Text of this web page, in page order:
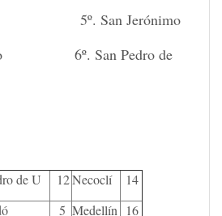
San Jerónimo
6º. San Pedro de
de U 12Necoclí
14
5 Medellín 16